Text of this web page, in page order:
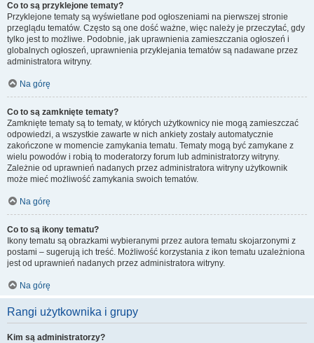
Co to są przyklejone tematy?
Przyklejone tematy są wyświetlane pod ogłoszeniami na pierwszej stronie
przeglądu tematów. Często są one dość ważne, więc należy je przeczytać, gdy
tylko jest to możliwe. Podobnie, jak uprawnienia zamieszczania ogłoszeń i
globalnych ogłoszeń, uprawnienia przyklejania tematów są nadawane przez
administratora witryny.
Na górę
Co to są zamknięte tematy?
Zamknięte tematy są to tematy, w których użytkownicy nie mogą zamieszczać
odpowiedzi, a wszystkie zawarte w nich ankiety zostały automatycznie
zakończone w momencie zamykania tematu. Tematy mogą być zamykane z
wielu powodów i robią to moderatorzy forum lub administratorzy witryny.
Zależnie od uprawnień nadanych przez administratora witryny użytkownik
może mieć możliwość zamykania swoich tematów.
Na górę
Co to są ikony tematu?
Ikony tematu są obrazkami wybieranymi przez autora tematu skojarzonymi z
postami – sugerują ich treść. Możliwość korzystania z ikon tematu uzależniona
jest od uprawnień nadanych przez administratora witryny.
Na górę
Rangi użytkownika i grupy
Kim są administratorzy?